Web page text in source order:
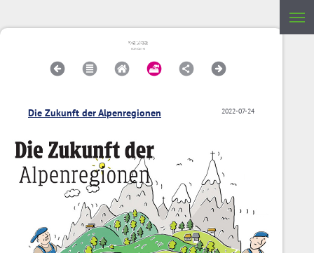
2022-07-24
Die Zukunft der Alpenregionen